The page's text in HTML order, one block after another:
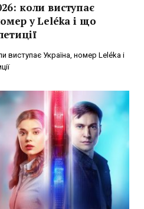
коли виступає
у Leléka і що
виступає Україна, номер Leléka і